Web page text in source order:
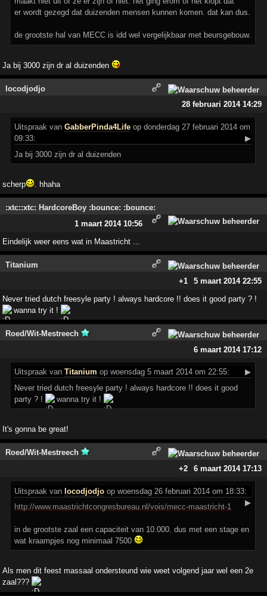
er wordt gezegd dat duizenden mensen kunnen komen. dat kan dus.
de grootste hal van MECC is idd wel vergelijkbaar met beursgebouw.
Ja bij 3000 zijn dr al duizenden
locodjodjo
28 februari 2014 14:29
Uitspraak vanGabberPinda4Life op donderdag 27 februari 2014 om
09:33:
▶
Ja bij 3000 zijn dr al duizenden
scherp . hhaha
:xtc::xtc: HardcoreBoy :bounce: :bounce:
1 maart 2014 10:56
Eindelijk weer eens wat in Maastricht ...
Titanium
+1
5 maart 2014 22:55
Never tried dutch freesyle party ! always hardcore !! does it good party ? !
wanna try it !
Roed/Wit-Mestreech
6 maart 2014 17:12
Uitspraak vanTitanium op woensdag 5 maart 2014 om 22:55:
▶
Never tried dutch freesyle party ! always hardcore !! does it good
party ? !
wanna try it !
It's gonna be great!
Roed/Wit-Mestreech
+2
6 maart 2014 17:13
Uitspraak vanlocodjodjo op woensdag 26 februari 2014 om 18:33:
▶
http://www.maastrichtcongresbureau.nl/vois/mecc-maastricht-1
in de grootste zaal een capaciteit van 10.000. dus met een stage en
wat kraampjes nog minimaal 7500
Als men dit feest massaal ondersteund wie weet volgend jaar wel een 2e
zaal???